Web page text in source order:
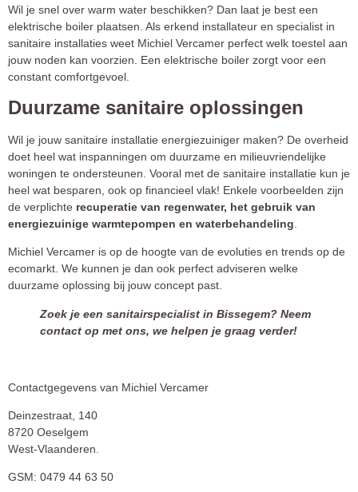
Wil je snel over warm water beschikken? Dan laat je best een
elektrische boiler plaatsen. Als erkend installateur en specialist in
sanitaire installaties weet Michiel Vercamer perfect welk toestel aan
jouw noden kan voorzien. Een elektrische boiler zorgt voor een
constant comfortgevoel.
Duurzame sanitaire oplossingen
Wil je jouw sanitaire installatie energiezuiniger maken? De overheid
doet heel wat inspanningen om duurzame en milieuvriendelijke
woningen te ondersteunen. Vooral met de sanitaire installatie kun je
heel wat besparen, ook op financieel vlak! Enkele voorbeelden zijn
de verplichte recuperatie van regenwater, het gebruik van
energiezuinige warmtepompen en waterbehandeling
Michiel Vercamer is op de hoogte van de evoluties en trends op de
ecomarkt. We kunnen je dan ook perfect adviseren welke
duurzame oplossing bij jouw concept past.
Zoek je een sanitairspecialist in Bissegem? Neem
contact op met ons, we helpen je graag verder!
Contactgegevens van Michiel Vercamer
Deinzestraat, 140
8720 Oeselgem
West-Vlaanderen.
GSM: 0479 44 63 50